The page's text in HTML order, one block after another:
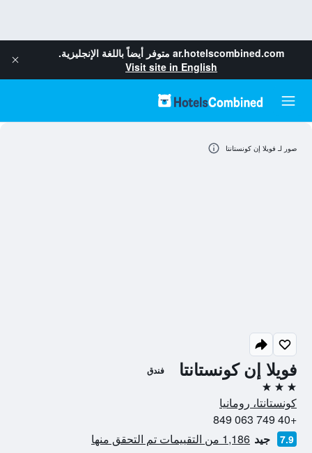
ar.hotelscombined.com متوفر أيضاً باللغة الإنجليزية.
Visit site in English
فويلا إن كونستانتا فندق
3 نجوم
كونستانتا، رومانيا
+40 749 063 849
7.9 جيد 1,186 من التقييمات تم التحقق منها
صور لـ فويلا إن كونستانتا